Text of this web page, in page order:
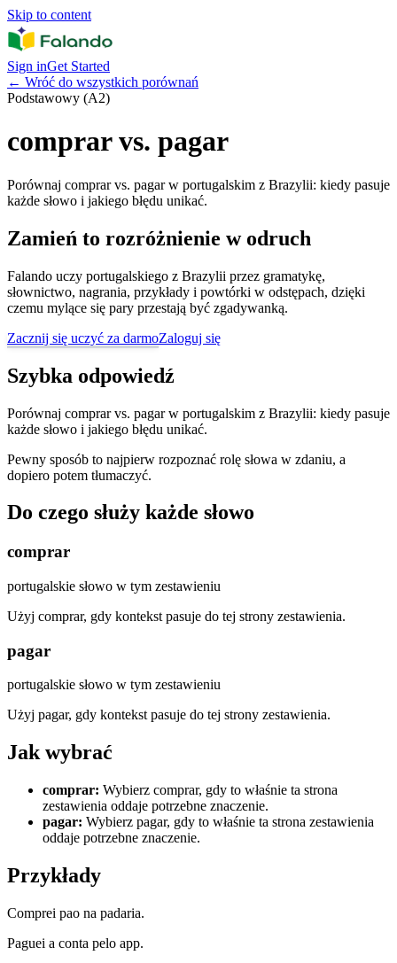
Skip to content
Sign inGet Started
← Wróć do wszystkich porównań
Podstawowy (A2)
comprar vs. pagar
Porównaj comprar vs. pagar w portugalskim z Brazylii: kiedy pasuje
każde słowo i jakiego błędu unikać.
Zamień to rozróżnienie w odruch
Falando uczy portugalskiego z Brazylii przez gramatykę,
słownictwo, nagrania, przykłady i powtórki w odstępach, dzięki
czemu mylące się pary przestają być zgadywanką.
Zacznij się uczyć za darmoZaloguj się
Szybka odpowiedź
Porównaj comprar vs. pagar w portugalskim z Brazylii: kiedy pasuje
każde słowo i jakiego błędu unikać.
Pewny sposób to najpierw rozpoznać rolę słowa w zdaniu, a
dopiero potem tłumaczyć.
Do czego służy każde słowo
comprar
portugalskie słowo w tym zestawieniu
Użyj comprar, gdy kontekst pasuje do tej strony zestawienia.
pagar
portugalskie słowo w tym zestawieniu
Użyj pagar, gdy kontekst pasuje do tej strony zestawienia.
Jak wybrać
comprar: Wybierz comprar, gdy to właśnie ta strona
zestawienia oddaje potrzebne znaczenie.
pagar: Wybierz pagar, gdy to właśnie ta strona zestawienia
oddaje potrzebne znaczenie.
Przykłady
Comprei pao na padaria.
Paguei a conta pelo app.